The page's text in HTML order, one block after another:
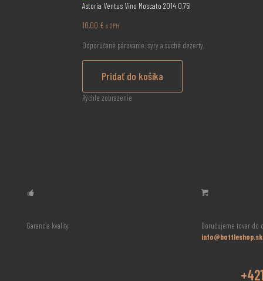
Astoria Ventus Víno Moscato 2014 0,75l
10,00 € s DPH
Odporúčané párovanie: syry a suché dezerty.
Pridať do košíka
Rýchle zobrazenie
Garancia kvality
Doručujeme tovar do
info@bottleshop.sk